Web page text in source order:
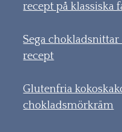
recept på klassiska
Sega
recept
Glutenfria
chokladsmörkräm